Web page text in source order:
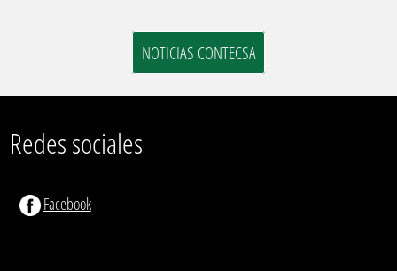
NOTICIAS CONTECSA
Redes sociales
Facebook